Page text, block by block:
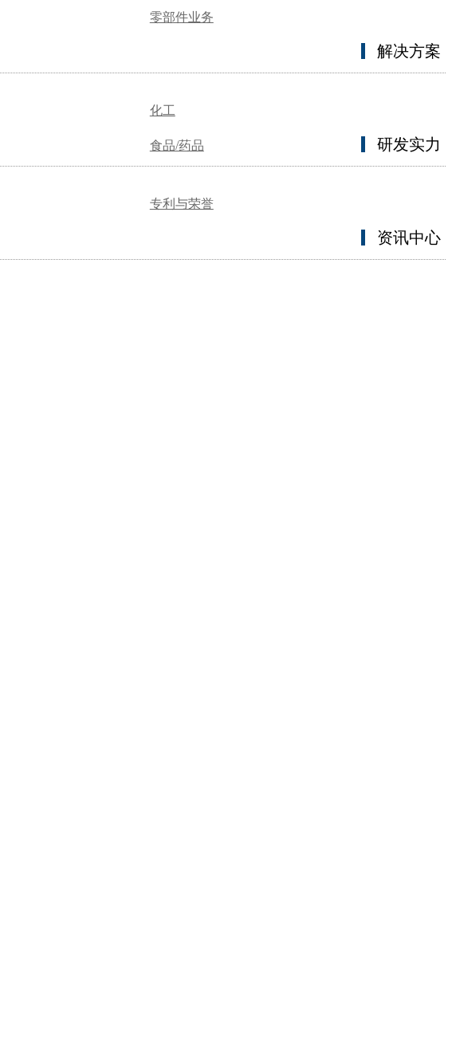
零部件业务
解决方案
化工
食品/药品 研发实力
专利与荣誉
资讯中心